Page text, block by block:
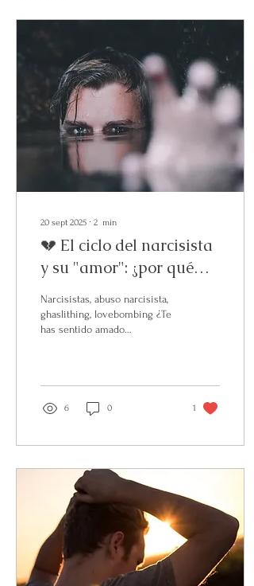
20 sept 2025 ∙ 2 min
💔 El ciclo del narcisista
y su "amor": ¿por qué
duele tanto?
Narcisistas, abuso narcisista,
ghaslithing, lovebombing ¿Te
has sentido amado
6 0 1